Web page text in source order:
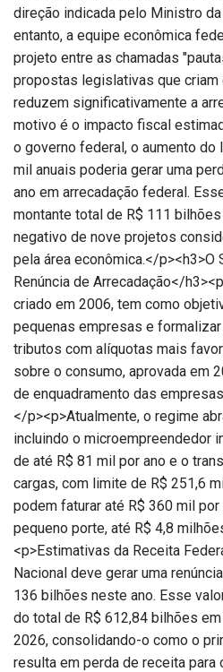
direção indicada pelo Ministro
entanto, a equipe econômica
projeto entre as chamadas
propostas legislativas que
reduzem significativamente a
motivo é o impacto fiscal
o governo federal, o aumento do
mil anuais poderia gerar uma
ano em arrecadação federal.
montante total de R$ 111
negativo de nove projetos
pela área econômica.</p><h3>O
Renúncia de Arrecadação</
criado em 2006, tem como
pequenas empresas e
tributos com alíquotas mais
sobre o consumo, aprovada em
de enquadramento das
</p><p>Atualmente, o regime
incluindo o microempreendedor
de até R$ 81 mil por ano e o
cargas, com limite de R$ 251,6
podem faturar até R$ 360 mil
pequeno porte, até R$ 4,8
<p>Estimativas da Receita
Nacional deve gerar uma
136 bilhões neste ano. Esse
do total de R$ 612,84 bilhões
2026, consolidando-o como o
resulta em perda de receita para